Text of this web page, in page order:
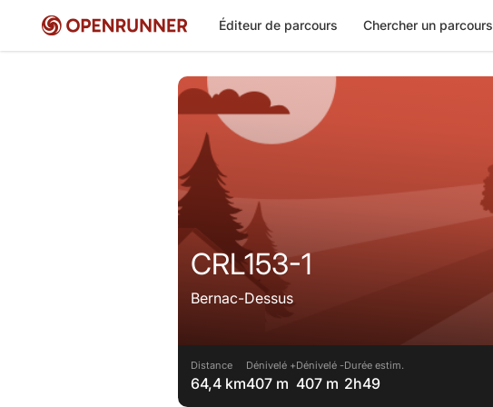
Éditeur de parcours Chercher un parcours
CRL153-1
Bernac-Dessus
Distance
64,4 km
Dénivelé +
407 m
Dénivelé -
407 m
Durée estim.
2h49